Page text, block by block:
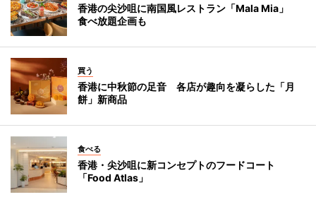
香港の尖沙咀に南国風レストラン「Mala Mia」
食べ放題企画も
買う
香港に中秋節の足音 各店が趣向を凝らした「月
餅」新商品
食べる
香港・尖沙咀に新コンセプトのフードコート
「Food Atlas」